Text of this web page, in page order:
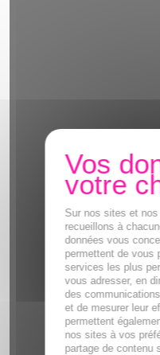
Sur nos sites et
recueillons à
données vous
permettent de vous
services les plus
vous adresser, en
des
et de mesurer leur
permettent
nos sites à vos
partage de contenu